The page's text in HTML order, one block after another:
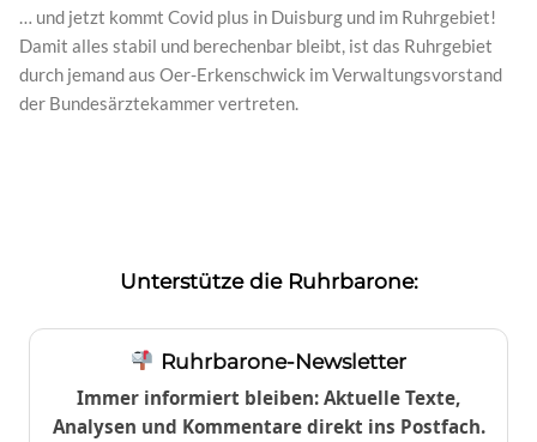
… und jetzt kommt Covid plus in Duisburg und im Ruhrgebiet!
Damit alles stabil und berechenbar bleibt, ist das Ruhrgebiet
durch jemand aus Oer-Erkenschwick im Verwaltungsvorstand
der Bundesärztekammer vertreten.
Unterstütze die Ruhrbarone:
Ruhrbarone-Newsletter
Immer informiert bleiben: Aktuelle Texte,
Analysen und Kommentare direkt ins Postfach.